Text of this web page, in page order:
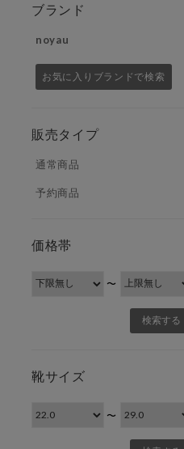
ブランド
noyau
お気に入りブランドで検索
販売タイプ
通常商品
予約商品
価格帯
〜
靴サイズ
〜